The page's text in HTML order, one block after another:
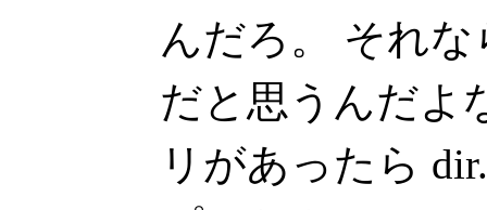
んだろ。 それ
だと思うんだよ
リがあったら